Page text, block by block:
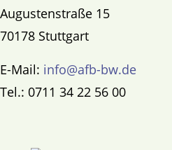
Augustenstraße 15
70178 Stuttgart
E-Mail: info@afb-bw.de
Tel.: 0711 34 22 56 00